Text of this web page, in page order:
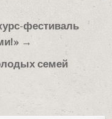
фестиваль
→
семей